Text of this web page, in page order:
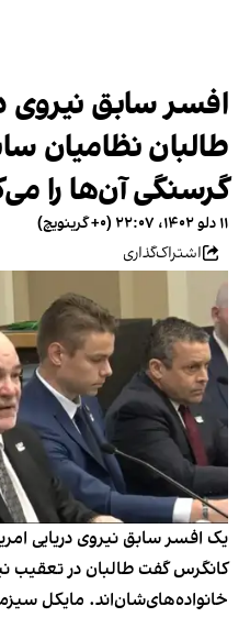
افسر سابق نیروی
طالبان نظامیان
گرسنگی آن‌ها را
۱۱ دلو ۱۴۰۲، ۲۲:۰۷ (‎+۰ گرینویچ)
اشتراک‌گذاری
یک افسر سابق نیروی دریایی
کانگرس گفت طالبان در تعقیب
خانواده‌های‌شان‌اند. مایکل